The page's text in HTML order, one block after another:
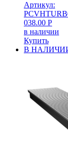
Артикул:
038.00 Р
в наличии
Купить
В